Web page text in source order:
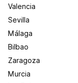
Valencia
Sevilla
Málaga
Bilbao
Zaragoza
Murcia